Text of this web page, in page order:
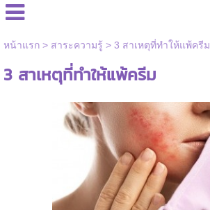
หน้าแรก> สาระความรู้ > 3 สาเหตุที่ทำให้แพ้ครีม
3 สาเหตุที่ทำให้แพ้ครีม